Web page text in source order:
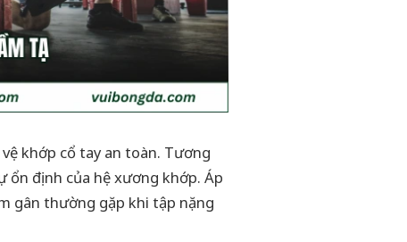
khớp cổ tay an toàn. Tương
ổn định của hệ xương khớp. Áp
gân thường gặp khi tập nặng